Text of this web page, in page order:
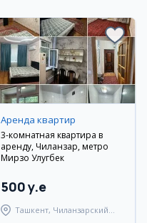
Аренда квартир
3-комнатная квартира в
аренду, Чиланзар, метро
Мирзо Улугбек
500 y.e
Ташкент, Чиланзарский